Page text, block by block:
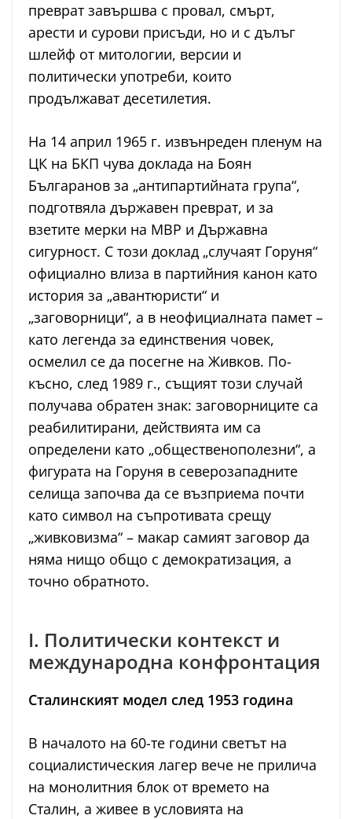
преврат завършва с провал, смърт,
арести и сурови присъди, но и с дълъг
шлейф от митологии, версии и
политически употреби, които
продължават десетилетия.
На 14 април 1965 г. извънреден пленум на
ЦК на БКП чува доклада на Боян
Българанов за „антипартийната група“,
подготвяла държавен преврат, и за
взетите мерки на МВР и Държавна
сигурност. С този доклад „случаят Горуня“
официално влиза в партийния канон като
история за „авантюристи“ и
„заговорници“, а в неофициалната памет –
като легенда за единствения човек,
осмелил се да посегне на Живков. По-
късно, след 1989 г., същият този случай
получава обратен знак: заговорниците са
реабилитирани, действията им са
определени като „общественополезни“, а
фигурата на Горуня в северозападните
селища започва да се възприема почти
като символ на съпротивата срещу
„живковизма“ – макар самият заговор да
няма нищо общо с демократизация, а
точно обратното.
I. Политически контекст и
международна конфронтация
Сталинският модел след 1953 година
В началото на 60-те години светът на
социалистическия лагер вече не прилича
на монолитния блок от времето на
Сталин, а живее в условията на